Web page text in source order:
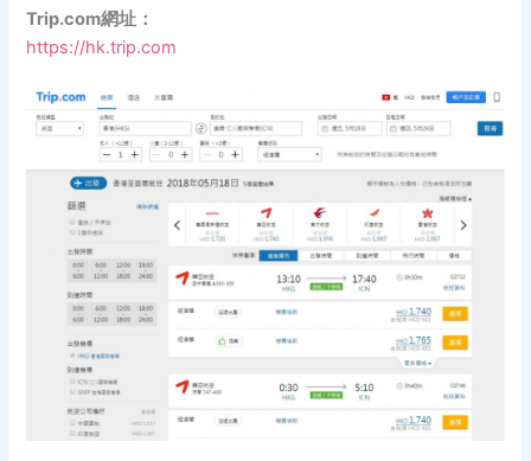
Trip.com網址：
https://hk.trip.com